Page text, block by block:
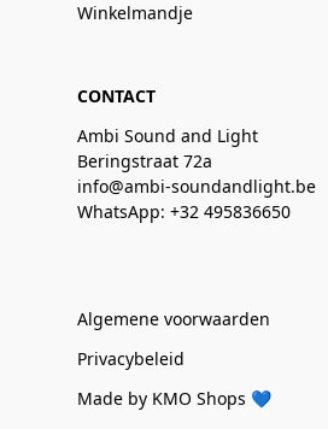
Winkelmandje
CONTACT
Ambi Sound and Light
Beringstraat 72a
info@ambi-soundandlight.be
WhatsApp: +32 495836650
Algemene voorwaarden
Privacybeleid
Made by KMO Shops 💙